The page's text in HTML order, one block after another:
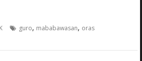
guro, mababawasan, oras